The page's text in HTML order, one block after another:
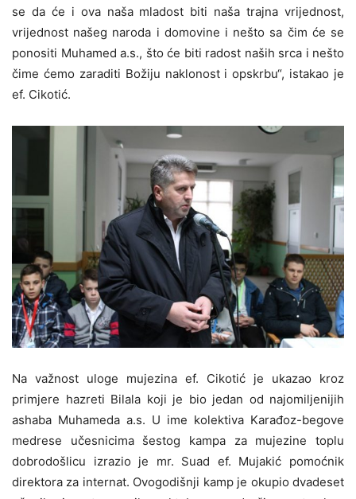
se da će i ova naša mladost biti naša trajna vrijednost,
vrijednost našeg naroda i domovine i nešto sa čim će se
ponositi Muhamed a.s., što će biti radost naših srca i nešto
čime ćemo zaraditi Božiju naklonost i opskrbu“, istakao je
ef. Cikotić.
Na važnost uloge mujezina ef. Cikotić je ukazao kroz
primjere hazreti Bilala koji je bio jedan od najomiljenijih
ashaba Muhameda a.s. U ime kolektiva Karađoz-begove
medrese učesnicima šestog kampa za mujezine toplu
dobrodošlicu izrazio je mr. Suad ef. Mujakić pomoćnik
direktora za internat. Ovogodišnji kamp je okupio dvadeset